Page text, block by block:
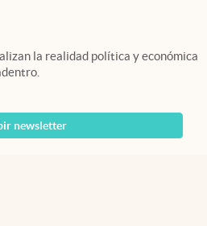
la realidad política y económica
newsletter